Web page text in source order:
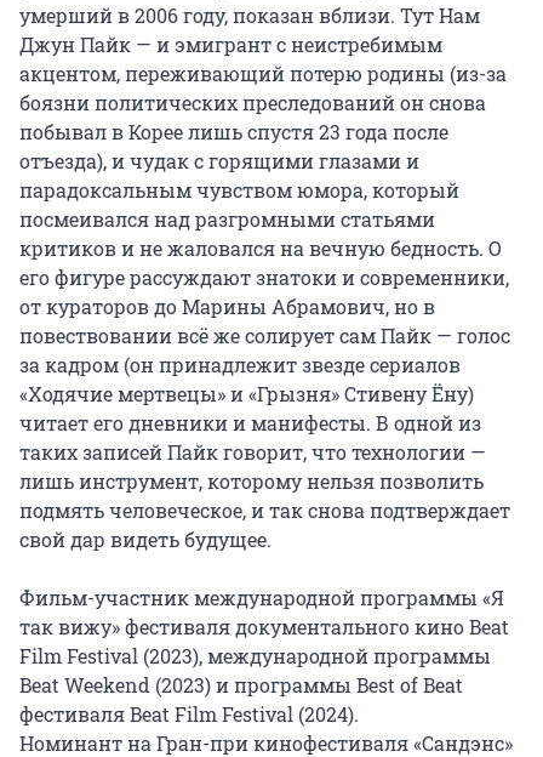
умерший в 2006 году, показан вблизи. Тут Нам
Джун Пайк — и эмигрант с неистребимым
акцентом, переживающий потерю родины (из-за
боязни политических преследований он снова
побывал в Корее лишь спустя 23 года после
отъезда), и чудак с горящими глазами и
парадоксальным чувством юмора, который
посмеивался над разгромными статьями
критиков и не жаловался на вечную бедность. О
его фигуре рассуждают знатоки и современники,
от кураторов до Марины Абрамович, но в
повествовании всё же солирует сам Пайк — голос
за кадром (он принадлежит звезде сериалов
«Ходячие мертвецы» и «Грызня» Стивену Ёну)
читает его дневники и манифесты. В одной из
таких записей Пайк говорит, что технологии —
лишь инструмент, которому нельзя позволить
подмять человеческое, и так снова подтверждает
свой дар видеть будущее.
Фильм-участник международной программы «Я
так вижу» фестиваля документального кино Beat
Film Festival (2023), международной программы
Beat Weekend (2023) и программы Best of Beat
фестиваля Beat Film Festival (2024).
Номинант на Гран-при кинофестиваля «Сандэнс»